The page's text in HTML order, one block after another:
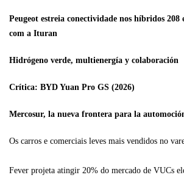
Peugeot estreia conectividade nos híbridos 208
com a Ituran
Hidrógeno verde, multienergía y colaboración
Crítica: BYD Yuan Pro GS (2026)
Mercosur, la nueva frontera para la
Os carros e comerciais leves mais vendidos no
Fever projeta atingir 20% do mercado de VUCs